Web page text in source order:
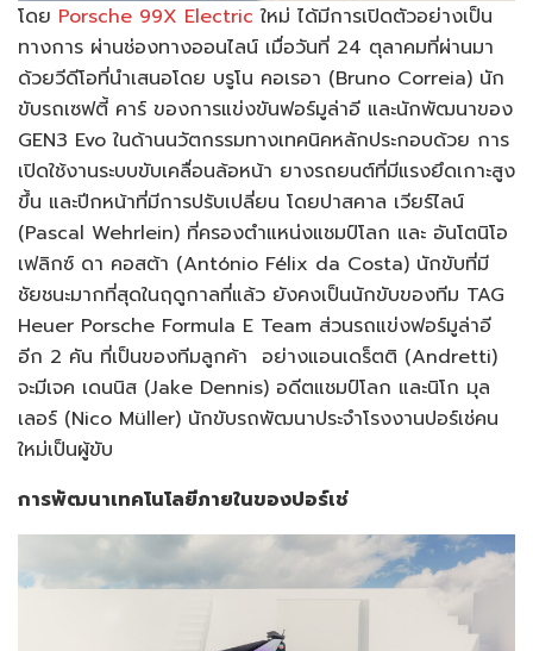
โดย Porsche 99X Electricใหม่ ได้มีการเปิดตัวอย่างเป็น
ทางการ ผ่านช่องทางออนไลน์ เมื่อวันที่ 24 ตุลาคมที่ผ่านมา
ด้วยวีดีโอที่นำเสนอโดย บรูโน คอเรอา (Bruno Correia) นัก
ขับรถเซฟตี้ คาร์ ของการแข่งขันฟอร์มูล่าอี และนักพัฒนาของ
GEN3 Evo ในด้านนวัตกรรมทางเทคนิคหลักประกอบด้วย การ
เปิดใช้งานระบบขับเคลื่อนล้อหน้า ยางรถยนต์ที่มีแรงยึดเกาะสูง
ขึ้น และปีกหน้าที่มีการปรับเปลี่ยน โดยปาสคาล เวียร์ไลน์
(Pascal Wehrlein) ที่ครองตำแหน่งแชมป์โลก และ อันโตนิโอ
เฟลิกซ์ ดา คอสต้า (António Félix da Costa) นักขับที่มี
ชัยชนะมากที่สุดในฤดูกาลที่แล้ว ยังคงเป็นนักขับของทีม TAG
Heuer Porsche Formula E Team ส่วนรถแข่งฟอร์มูล่าอี
อีก 2 คัน ที่เป็นของทีมลูกค้า อย่างแอนเดร็ตติ (Andretti)
จะมีเจค เดนนิส (Jake Dennis) อดีตแชมป์โลก และนิโก มุล
เลอร์ (Nico Müller) นักขับรถพัฒนาประจำโรงงานปอร์เช่คน
ใหม่เป็นผู้ขับ
การพัฒนาเทคโนโลยีภายในของปอร์เช่